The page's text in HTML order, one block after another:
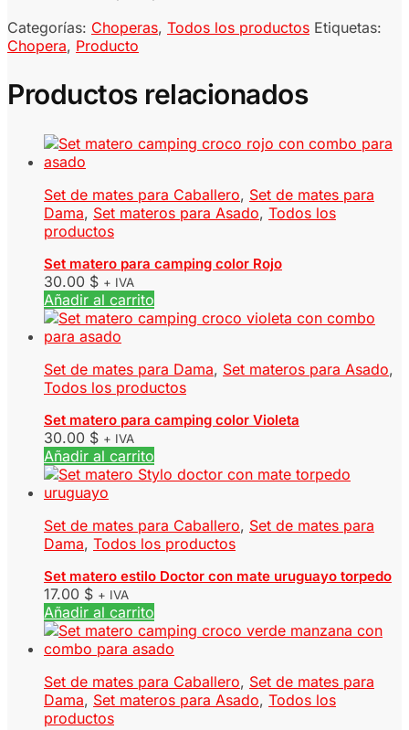
Categorías: Choperas, Todos los productos Etiquetas:
Chopera, Producto
Productos relacionados
Set de mates para Caballero, Set de mates para
Dama, Set materos para Asado, Todos los
productos
Set matero para camping color Rojo
30.00 $ + IVA
Añadir al carrito
Set de mates para Dama, Set materos para Asado,
Todos los productos
Set matero para camping color Violeta
30.00 $ + IVA
Añadir al carrito
Set de mates para Caballero, Set de mates para
Dama, Todos los productos
Set matero estilo Doctor con mate uruguayo torpedo
17.00 $ + IVA
Añadir al carrito
Set de mates para Caballero, Set de mates para
Dama, Set materos para Asado, Todos los
productos